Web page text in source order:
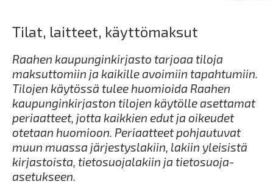
Tilat, laitteet, käyttömaksut
Raahen kaupunginkirjasto tarjoaa tiloja
maksuttomiin ja kaikille avoimiin tapahtumiin.
Tilojen käytössä tulee huomioida Raahen
kaupunginkirjaston tilojen käytölle asettamat
periaatteet, jotta kaikkien edut ja oikeudet
otetaan huomioon. Periaatteet pohjautuvat
muun muassa järjestyslakiin, lakiin yleisistä
kirjastoista, tietosuojalakiin ja tietosuoja-
asetukseen.